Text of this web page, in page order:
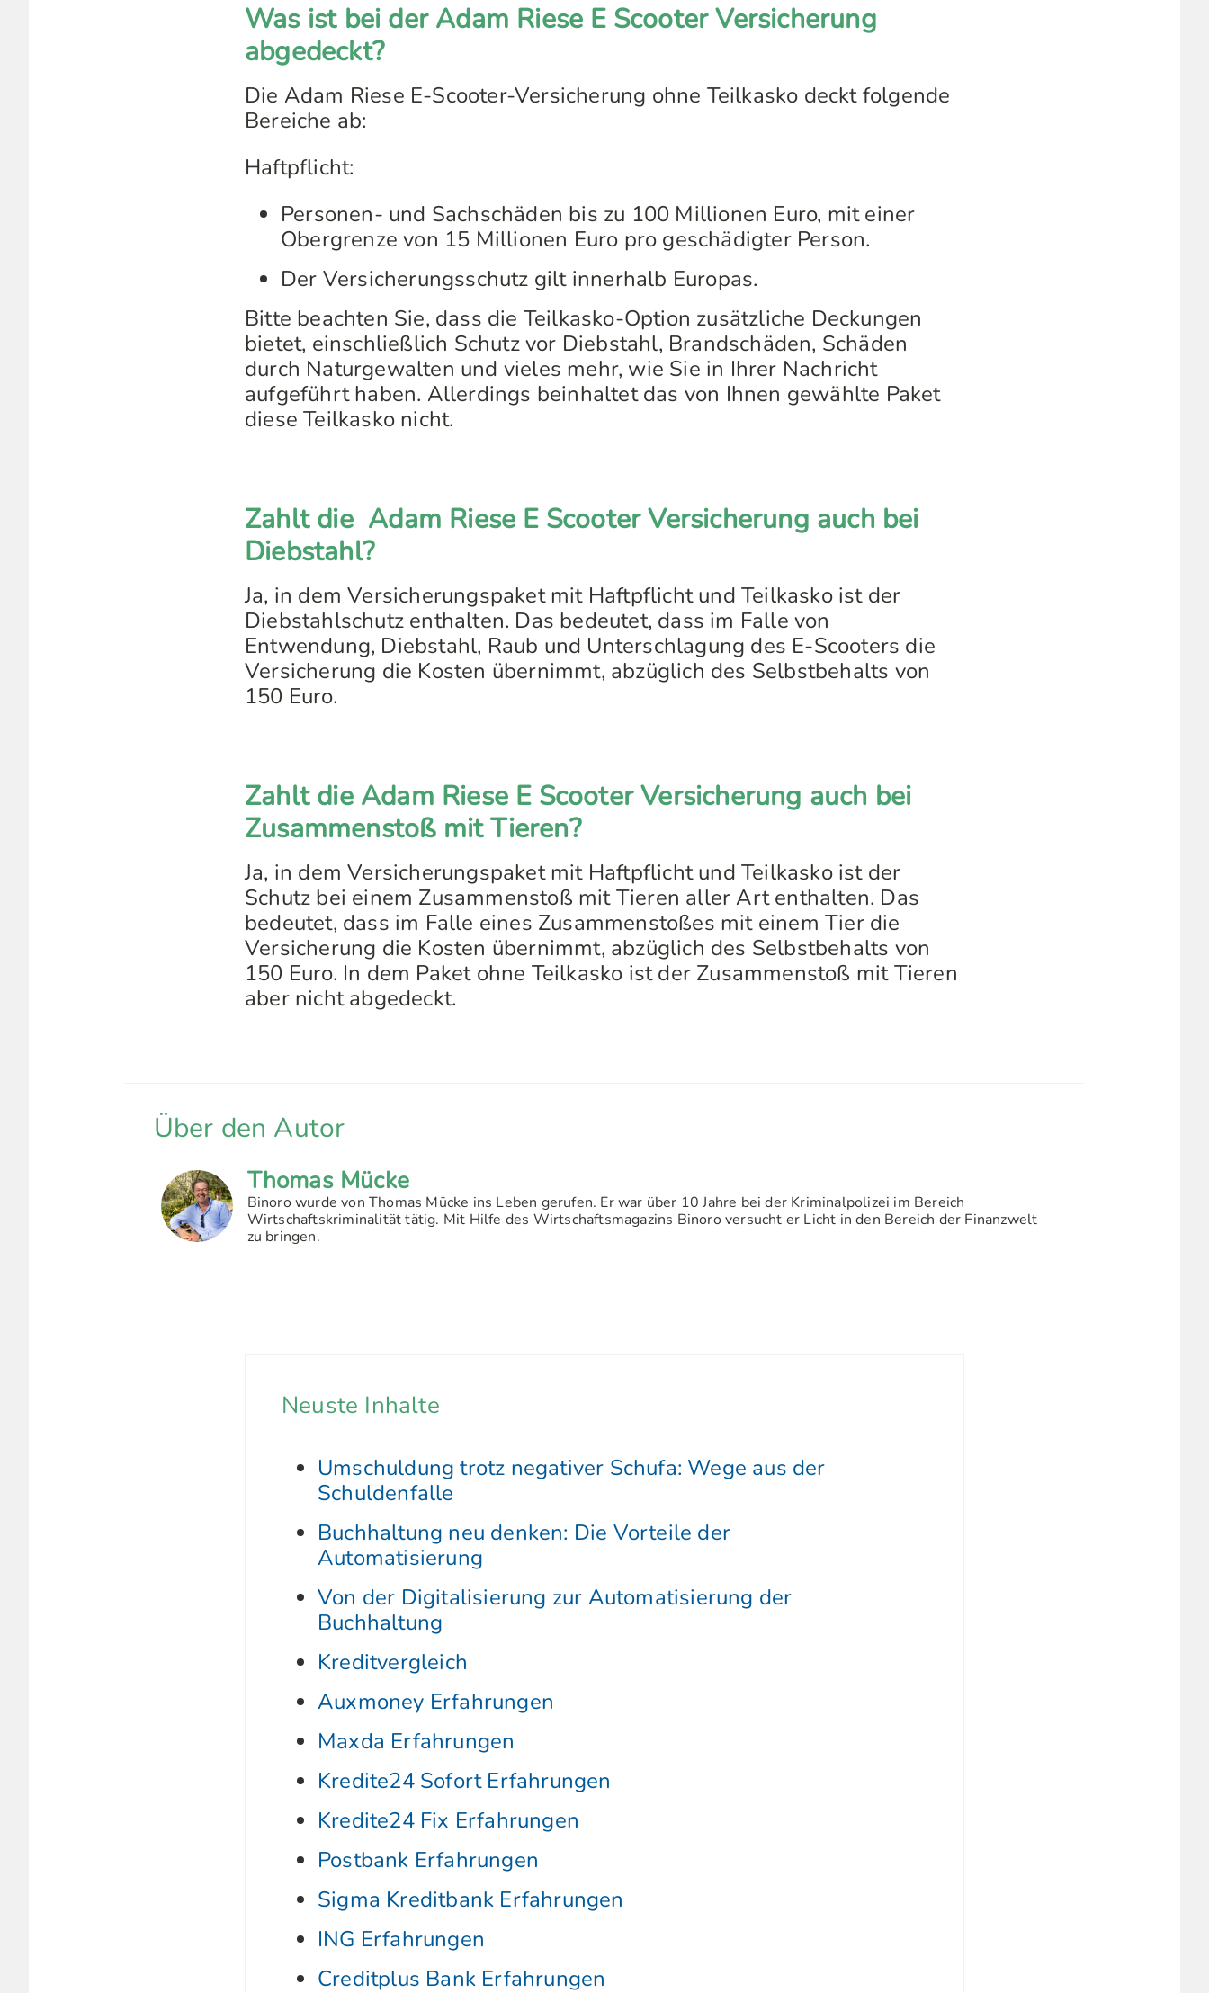
Was ist bei der Adam Riese E Scooter Versicherung
abgedeckt?
Die Adam Riese E-Scooter-Versicherung ohne Teilkasko deckt folgende
Bereiche ab:
Haftpflicht:
Personen- und Sachschäden bis zu 100 Millionen Euro, mit einer
Obergrenze von 15 Millionen Euro pro geschädigter Person.
Der Versicherungsschutz gilt innerhalb Europas.
Bitte beachten Sie, dass die Teilkasko-Option zusätzliche Deckungen
bietet, einschließlich Schutz vor Diebstahl, Brandschäden, Schäden
durch Naturgewalten und vieles mehr, wie Sie in Ihrer Nachricht
aufgeführt haben. Allerdings beinhaltet das von Ihnen gewählte Paket
diese Teilkasko nicht.
Zahlt die Adam Riese E Scooter Versicherung auch bei
Diebstahl?
Ja, in dem Versicherungspaket mit Haftpflicht und Teilkasko ist der
Diebstahlschutz enthalten. Das bedeutet, dass im Falle von
Entwendung, Diebstahl, Raub und Unterschlagung des E-Scooters die
Versicherung die Kosten übernimmt, abzüglich des Selbstbehalts von
150 Euro.
Zahlt die Adam Riese E Scooter Versicherung auch bei
Zusammenstoß mit Tieren?
Ja, in dem Versicherungspaket mit Haftpflicht und Teilkasko ist der
Schutz bei einem Zusammenstoß mit Tieren aller Art enthalten. Das
bedeutet, dass im Falle eines Zusammenstoßes mit einem Tier die
Versicherung die Kosten übernimmt, abzüglich des Selbstbehalts von
150 Euro. In dem Paket ohne Teilkasko ist der Zusammenstoß mit Tieren
aber nicht abgedeckt.
Über den Autor
Thomas Mücke
Binoro wurde von Thomas Mücke ins Leben gerufen. Er war über 10 Jahre bei der Kriminalpolizei im Bereich
Wirtschaftskriminalität tätig. Mit Hilfe des Wirtschaftsmagazins Binoro versucht er Licht in den Bereich der Finanzwelt
zu bringen.
Neuste Inhalte
Umschuldung trotz negativer Schufa: Wege aus der
Schuldenfalle
Buchhaltung neu denken: Die Vorteile der
Automatisierung
Von der Digitalisierung zur Automatisierung der
Buchhaltung
Kreditvergleich
Auxmoney Erfahrungen
Maxda Erfahrungen
Kredite24 Sofort Erfahrungen
Kredite24 Fix Erfahrungen
Postbank Erfahrungen
Sigma Kreditbank Erfahrungen
ING Erfahrungen
Creditplus Bank Erfahrungen